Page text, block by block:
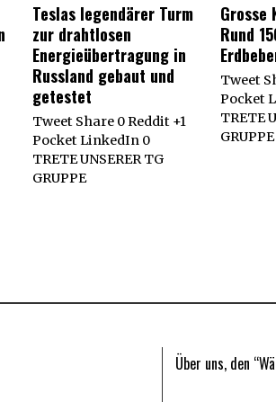
Teslas legendärer Turm
zur drahtlosen
Energieübertragung in
Russland gebaut und
getestet
Tweet Share 0 Reddit +1
Pocket LinkedIn 0
TRETE UNSERER TG
GRUPPE
Grosse
Rund
Tweet
Pocket
TRETE
GRUPPE
Über uns, den